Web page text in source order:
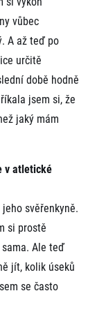
vůbec
A až teď po
určitě
době hodně
jsem si, že
jaký mám
v atletické
svěřenkyně.
si prostě
Ale teď
jít, kolik úseků
se často